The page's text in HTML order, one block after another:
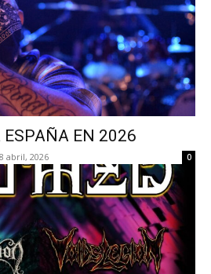
ESPAÑA EN 2026
abril, 2026 0